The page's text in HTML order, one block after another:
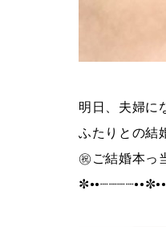
明日、夫婦に
ふたりとの結
㊗︎ご結婚本っ